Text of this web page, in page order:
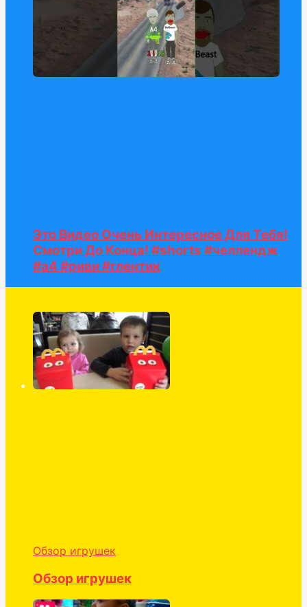
Это Видео Очень Интересное Для Тебя!
Смотри До Конца! #shorts #челлендж
#а4 #риви #глентик
Обзор игрушек
Обзор игрушек